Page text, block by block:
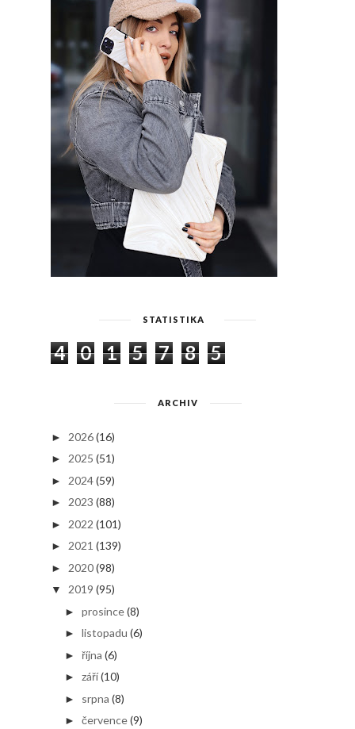
STATISTIKA
4 0 1 5 7 8 5
ARCHIV
► 2026(16)
► 2025 (51)
► 2024(59)
► 2023 (88)
► 2022 (101)
► 2021 (139)
► 2020(98)
▼ 2019 (95)
► prosince(8)
► listopadu (6)
► října (6)
► září(10)
► srpna (8)
► července(9)